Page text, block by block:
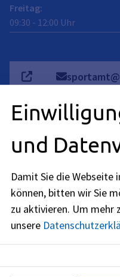
Freitag:
09:30 - 12:00 Uhr
09131 86- 2850
Es wurden 4
und
Damit Sie die
können, bitten wir Sie
zu aktivieren. Um mehr
unsere